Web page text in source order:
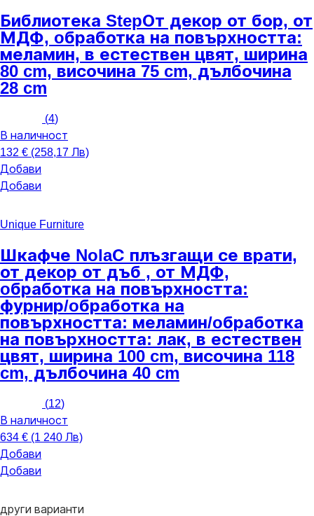
Библиотека StepОт декор от бор, от
МДФ, oбработка на повърхността:
меламин, в естествен цвят, ширина
80 cm, височина 75 cm, дълбочина
28 cm
(4)
В наличност
132 € (258,17 Лв)
Добави
Добави
Unique Furniture
Шкафче NolaС плъзгащи се врати,
от декор от дъб , от МДФ,
oбработка на повърхността:
фурнир/oбработка на
повърхността: меламин/oбработка
на повърхността: лак, в естествен
цвят, ширина 100 cm, височина 118
cm, дълбочина 40 cm
(12)
В наличност
634 € (1 240 Лв)
Добави
Добави
други варианти